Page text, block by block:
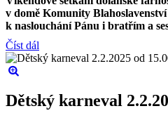
v domě Komunity
k naslouchání Pánu i bratřím a
Číst dál
Dětský karneval